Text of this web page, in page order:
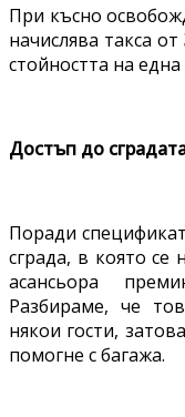
При късно
начислява такса от
стойността на
Достъп до
Поради
сграда, в която
асансьора
Разбираме, че
някои гости,
помогне с багажа.